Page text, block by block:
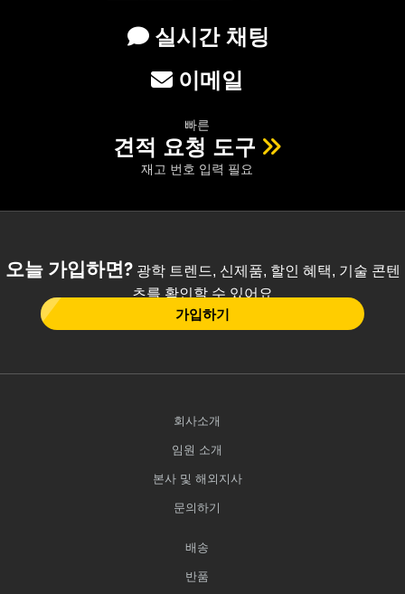
실시간 채팅
이메일
빠른
견적 요청 도구
재고 번호 입력 필요
오늘 가입하면?광학 트렌드, 신제품, 할인 혜택, 기술 콘텐
츠를 확인할 수 있어요
가입하기
회사소개
임원 소개
본사 및 해외지사
문의하기
배송
반품